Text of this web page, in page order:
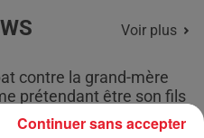
Voir plus
contre la grand-mère
prétendant être son fils
Continuer sans accepter